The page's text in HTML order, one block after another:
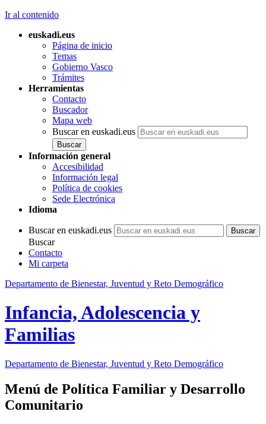
Ir al contenido
euskadi.eus
Página de inicio
Temas
Gobierno Vasco
Trámites
Herramientas
Contacto
Buscador
Mapa web
Buscar en euskadi.eus
Información general
Accesibilidad
Información legal
Política de cookies
Sede Electrónica
Idioma
Buscar en euskadi.eus
Buscar
Contacto
Mi carpeta
Departamento de Bienestar, Juventud y Reto Demográfico
Infancia, Adolescencia y
Familias
Departamento de Bienestar, Juventud y Reto Demográfico
Menú de Política Familiar y Desarrollo
Comunitario